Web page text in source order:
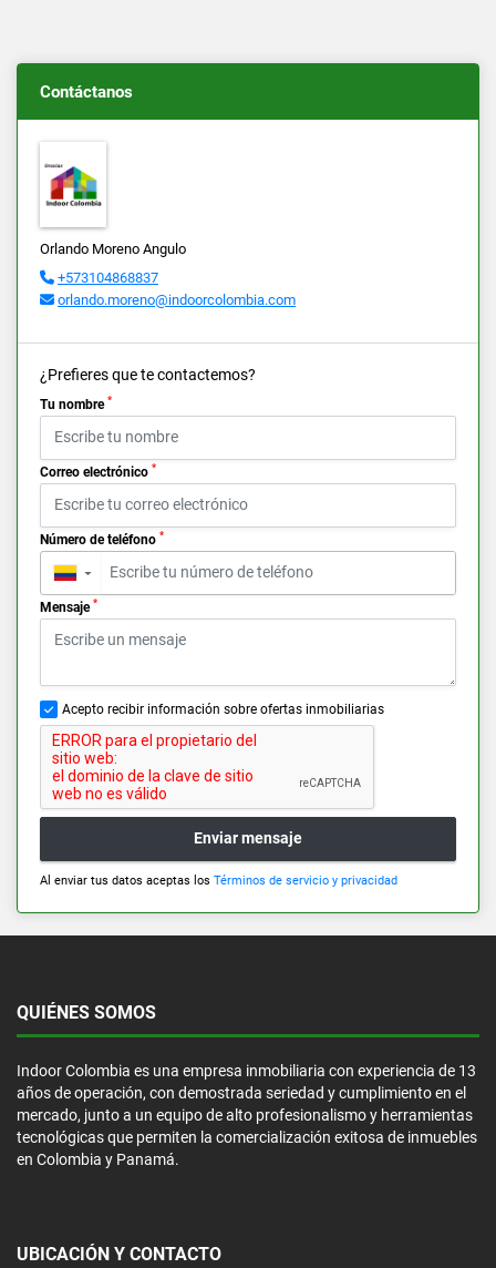
Contáctanos
Orlando Moreno Angulo
+573104868837
orlando.moreno@indoorcolombia.com
¿Prefieres que te contactemos?
Tu nombre *
Correo electrónico *
Número de teléfono *
▼
Mensaje *
Acepto recibir información sobre ofertas inmobiliarias
Enviar mensaje
Al enviar tus datos aceptas los Términos de servicio y privacidad
QUIÉNES SOMOS
Indoor Colombia es una empresa inmobiliaria con experiencia de 13
años de operación, con demostrada seriedad y cumplimiento en el
mercado, junto a un equipo de alto profesionalismo y herramientas
tecnológicas que permiten la comercialización exitosa de inmuebles
en Colombia y Panamá.
UBICACIÓN Y CONTACTO